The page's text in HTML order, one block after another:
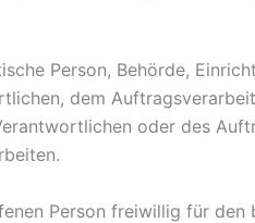
Person, Behörde,
dem
oder des
Person freiwillig für den